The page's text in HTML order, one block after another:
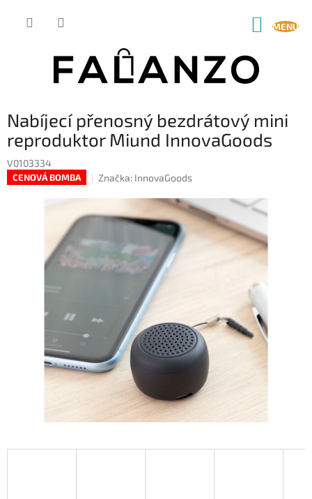
Nabíjecí přenosný bezdrátový mini
reproduktor Miund InnovaGoods
V0103334
CENOVÁ BOMBA Značka: InnovaGoods